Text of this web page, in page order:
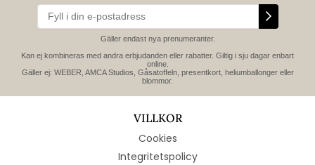
Gäller endast nya prenumeranter.
Kan ej kombineras med andra erbjudanden eller rabatter. Giltig i sju dagar enbart
online.
Gäller ej: WEBER, AMCA Studios, Gåsatoffeln, presentkort, heliumballonger eller
blommor.
VILLKOR
Cookies
Integritetspolicy